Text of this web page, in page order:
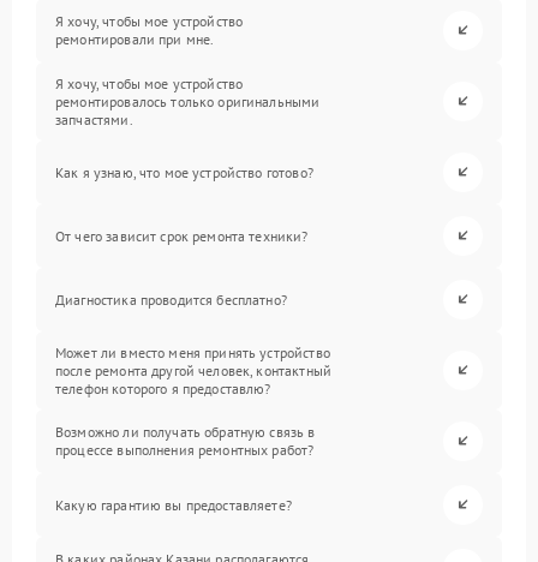
Я хочу, чтобы мое устройство
ремонтировали при мне.
Я хочу, чтобы мое устройство
ремонтировалось только оригинальными
запчастями.
Как я узнаю, что мое устройство готово?
От чего зависит срок ремонта техники?
Диагностика проводится бесплатно?
Может ли вместо меня принять устройство
после ремонта другой человек, контактный
телефон которого я предоставлю?
Возможно ли получать обратную связь в
процессе выполнения ремонтных работ?
Какую гарантию вы предоставляете?